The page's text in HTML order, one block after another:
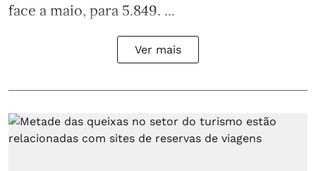
face a maio, para 5.849. ...
Ver mais